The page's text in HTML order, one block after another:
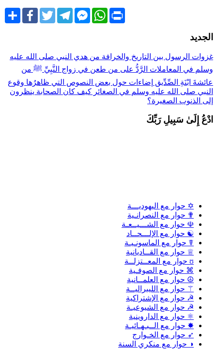
ShareFacebookTwitterTelegramFacebook
Messenger
WhatsApp Print
الرسول بين التاريخ والخرافةمن هدي النبي صلى الله عليه
في المعاملاتالرَّدُّ على من طعن في زواج النَّبِيِّ ﷺ من
ابْنَةِ الصِّدِّيقإضاءات حول بعض النصوص التي ظاهرُها وقوع
صلى الله عليه وسلم في الصغائركيف كان الصحابة ينظرون
الذنوب الصغيرة؟
إِلَىٰ سَبِيلِ رَبِّكَ
✡ حوار مع اليهوديـــة
✟ حوار مع النصرانـية
☫ حوار مع الشـــيــعـة
☯ حوار مع الإلـــحــاد
☤ حوار مع الماسونـيـة
♕ حوار مع القــاديانية
ʊ حوار مع المعــتزلــة
⌘ حوار مع الصوفـية
☮ حوار مع العلمــانية
⚚ حوار مع الليبراليــة
☭ حوار مع الإشتراكية
☭ حوار مع الشيوعيـة
⚛ حوار مع الداروينية
✸ حوار مع الــبـهـائيـة
➶ حوار مع الخـوارج
◑ حوار مع منكري السنة